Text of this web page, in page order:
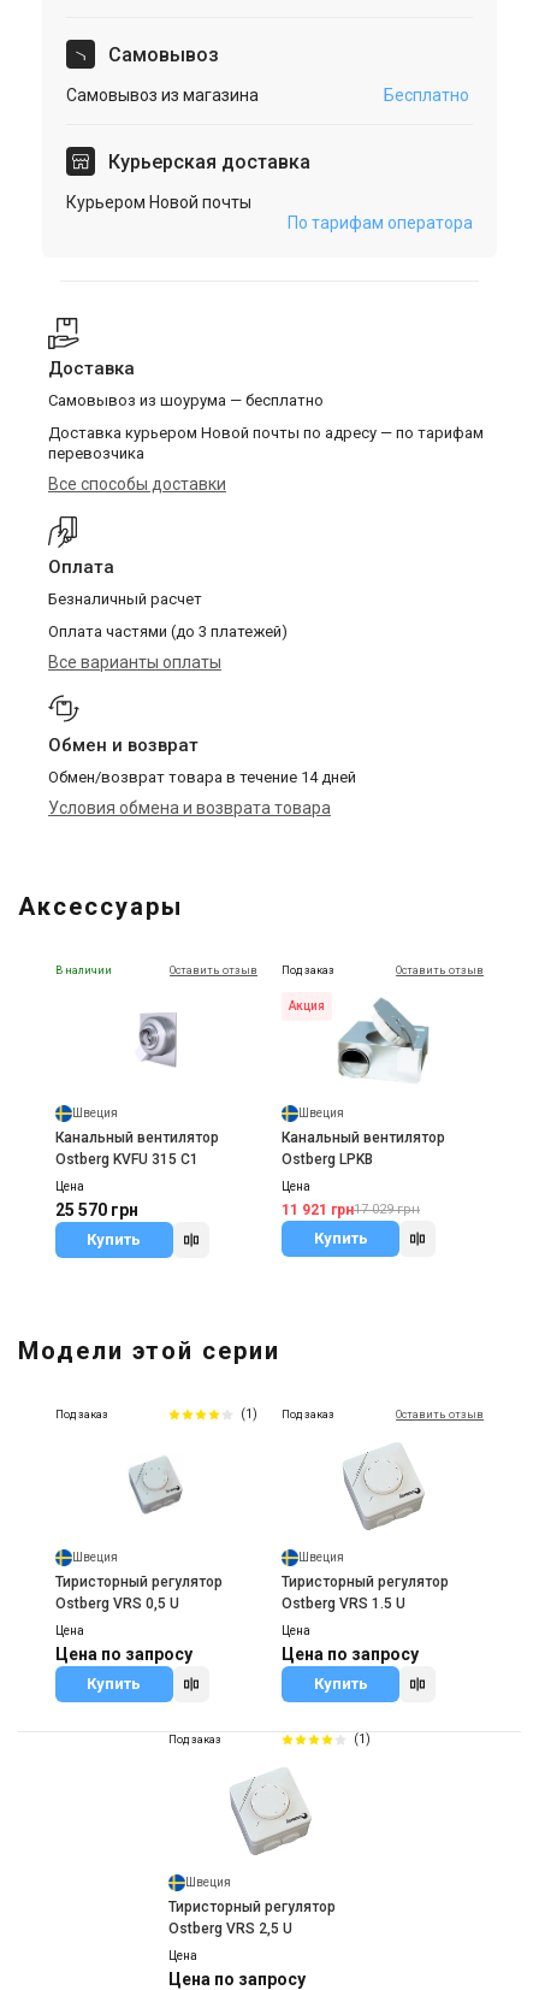
Cамовывоз
Самовывоз из магазина Бесплатно
Курьерская доставка
Курьером Новой почты
По тарифам оператора
Доставка
Самовывоз из шоурума — бесплатно
Доставка курьером Новой почты по адресу — по тарифам
перевозчика
Все способы доставки
Оплата
Безналичный расчет
Оплата частями (до 3 платежей)
Все варианты оплаты
Обмен и возврат
Обмен/возврат товара в течение 14 дней
Условия обмена и возврата товара
Аксессуары
В наличии Оставить отзыв
Швеция
Канальный вентилятор
Ostberg KVFU 315 C1
Цена
25 570 грн
Купить
Под заказ Оставить отзыв
Акция
Швеция
Канальный вентилятор
Ostberg LPKB
Цена
11 921 грн17 029 грн
Купить
Модели этой серии
Под заказ (1)
Швеция
Тиристорный регулятор
Ostberg VRS 0,5 U
Цена
Цена по запросу
Купить
Под заказ Оставить отзыв
Швеция
Тиристорный регулятор
Ostberg VRS 1.5 U
Цена
Цена по запросу
Купить
Под заказ (1)
Швеция
Тиристорный регулятор
Ostberg VRS 2,5 U
Цена
Цена по запросу